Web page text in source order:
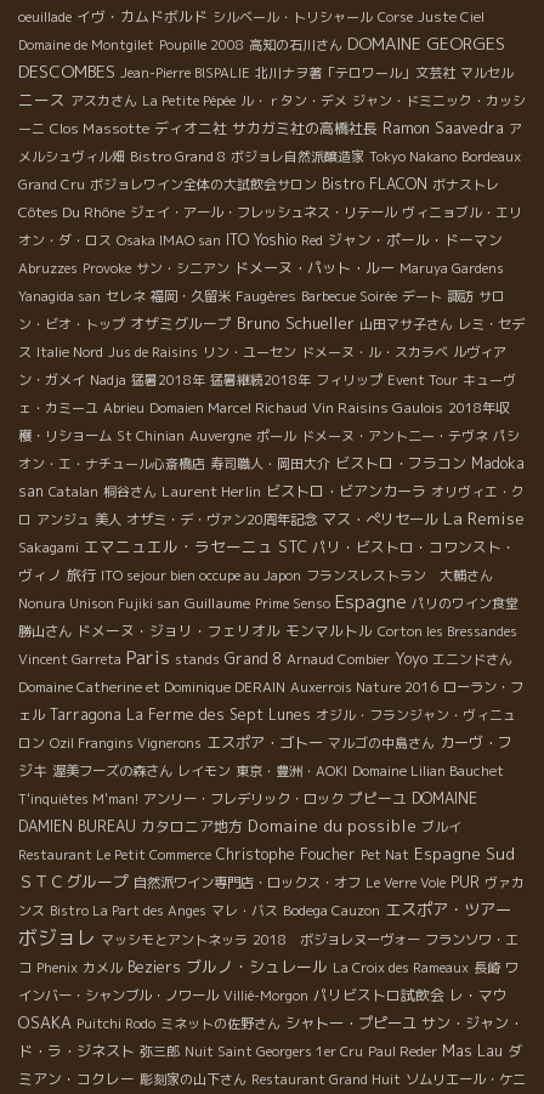
oeuillade イヴ・カムドボルド シルベール・トリシャール Corse Juste Ciel
Domaine de Montgilet Poupille 2008 高知の石川さん DOMAINE GEORGES
DESCOMBES Jean-Pierre BISPALIE 北川ナヲ著「テロワール」文芸社 マルセル
ニース アスカさん La Petite Pépée ル・ｒタン・デメ ジャン・ドミニック・カッシ
ーニ Clos Massotte ディオニ社 サカガミ社の高橋社長 Ramon Saavedra ア
メルシュヴィル畑 Bistro Grand 8 ボジョレ自然派醸造家 Tokyo Nakano Bordeaux
Grand Cru ボジョレワイン全体の大試飲会サロン Bistro FLACON ボナストレ
Côtes Du Rhône ジェイ・アール・フレッシュネス・リテール ヴィニョブル・エリ
オン・ダ・ロス Osaka IMAO san ITO Yoshio Red ジャン・ポール・ドーマン
Abruzzes Provoke サン・シニアン ドメーヌ・パット・ルー Maruya Gardens
Yanagida san セレネ 福岡・久留米 Faugères Barbecue Soirée デート 諏訪 サロ
ン・ビオ・トップ オザミグループ Bruno Schueller 山田マサ子さん レミ・セデ
ス Italie Nord Jus de Raisins リン・ユーセン ドメーヌ・ル・スカラベ ルヴィア
ン・ガメイ Nadja 猛暑2018年 猛暑継続2018年 フィリップ Event Tour キューヴ
ェ・カミーユ Abrieu Domaien Marcel Richaud Vin Raisins Gaulois 2018年収
穫・リショーム St Chinian Auvergne ポール ドメーヌ・アント二ー・テヴネ パシ
オン・エ・ナチュール心斎橋店 寿司職人・岡田大介 ビストロ・フラコン Madoka
san Catalan 桐谷さん Laurent Herlin ビストロ・ビアンカーラ オリヴィエ・ク
ロ アンジュ 美人 オザミ・デ・ヴァン20周年記念 マス・ぺリセール La Remise
Sakagami エマニュエル・ラセーニュ STC パリ・ビストロ・コワンスト・
ヴィノ 旅行 ITO sejour bien occupe au Japon フランスレストラン 大輔さん
Nonura Unison Fujiki san Guillaume Prime Senso Espagne パリのワイン食堂
勝山さん ドメーヌ・ジョリ・フェリオル モンマルトル Corton les Bressandes
Vincent Garreta Paris stands Grand 8 Arnaud Combier Yoyo エニンドさん
Domaine Catherine et Dominique DERAIN Auxerrois Nature 2016 ローラン・フ
ェル Tarragona La Ferme des Sept Lunes オジル・フランジャン・ヴィニュ
ロン Ozil Frangins Vignerons エスポア・ゴトー マルゴの中島さん カーヴ・フ
ジキ 渥美フーズの森さん レイモン 東京・豊洲・AOKI Domaine Lilian Bauchet
T'inquiètes M'man! アンリー・フレデリック・ロック プピーユ DOMAINE
DAMIEN BUREAU カタロニア地方 Domaine du possible ブルイ
Restaurant Le Petit Commerce Christophe Foucher Pet Nat Espagne Sud
ＳＴＣグループ 自然派ワイン専門店・ロックス・オフ Le Verre Vole PUR ヴァカ
ンス Bistro La Part des Anges マレ・バス Bodega Cauzon エスポア・ツアー
ボジョレ マッシモとアントネッラ 2018 ボジョレヌーヴォー フランソワ・エ
コ Phenix カメル Beziers ブルノ・シュレール La Croix des Rameaux 長崎 ワ
インバー・シャンブル・ノワール Villié-Morgon パリビストロ試飲会 レ・マウ
OSAKA Puitchi Rodo ミネットの佐野さん シャトー・プピーユ サン・ジャン・
ド・ラ・ジネスト 弥三郎 Nuit Saint Georgers 1er Cru Paul Reder Mas Lau ダ
ミアン・コクレー 彫刻家の山下さん Restaurant Grand Huit ソムリエール・ケニ